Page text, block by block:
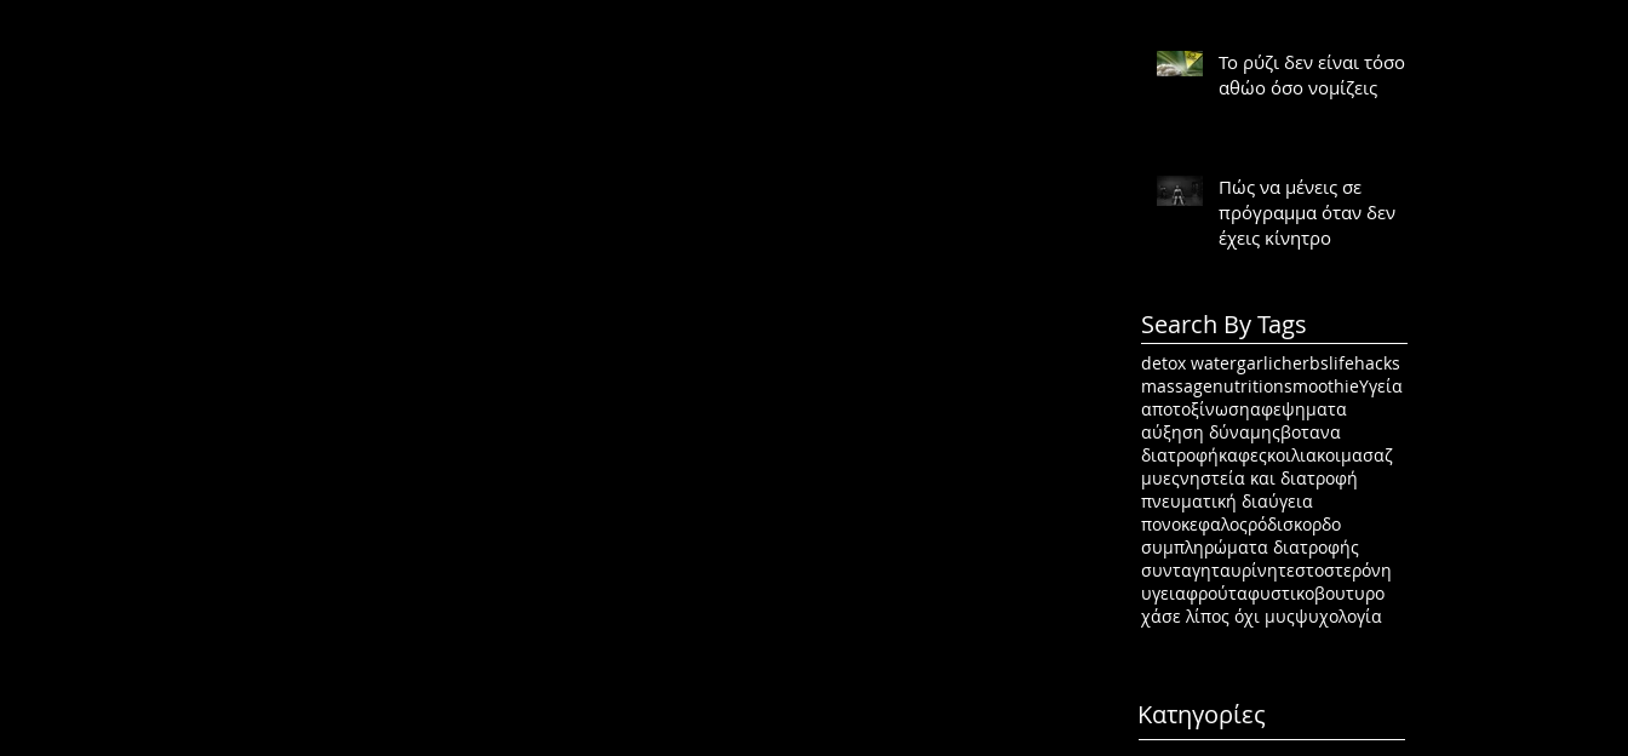
Το ρύζι δεν είναι τόσο
αθώο όσο νομίζεις
Πώς να μένεις σε
πρόγραμμα όταν δεν
έχεις κίνητρο
Search By Tags
detox watergarlicherbslifehacks
massagenutritionsmoothieΥγεία
αποτοξίνωσηαφεψηματα
αύξηση δύναμηςβοτανα
διατροφήκαφεςκοιλιακοιμασαζ
μυεςνηστεία και διατροφή
πνευματική διαύγεια
πονοκεφαλοςρόδισκορδο
συμπληρώματα διατροφής
συνταγηταυρίνητεστοστερόνη
υγειαφρούταφυστικοβουτυρο
χάσε λίπος όχι μυςψυχολογία
Κατηγορίες